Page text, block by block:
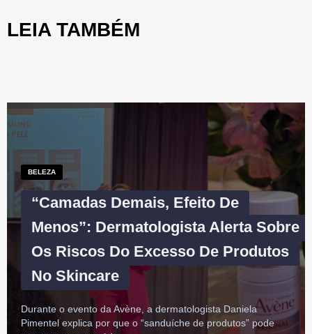
LEIA TAMBÉM
BELEZA
“Camadas Demais, Efeito De
Menos”: Dermatologista Alerta Sobre
Os Riscos Do Excesso De Produtos
No Skincare
Durante o evento da Avène, a dermatologista Daniela
Pimentel explica por que o “sanduíche de produtos” pode